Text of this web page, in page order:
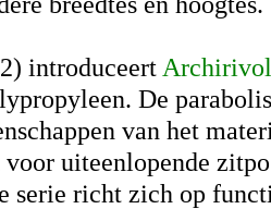
introduceert
De
van het
uiteenlopende
serie richt zich op